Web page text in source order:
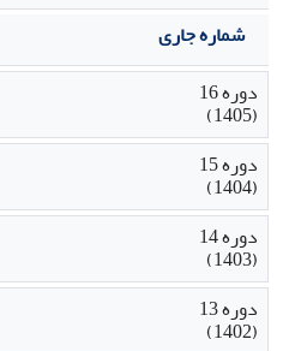
شماره جاری
دوره 16
(1405)
دوره 15
(1404)
دوره 14
(1403)
دوره 13
(1402)